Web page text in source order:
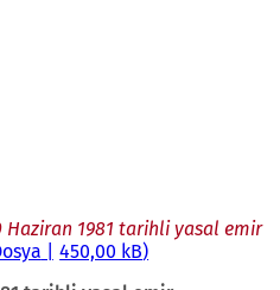
Haziran 1981 tarihli yasal emir
450,00 kB